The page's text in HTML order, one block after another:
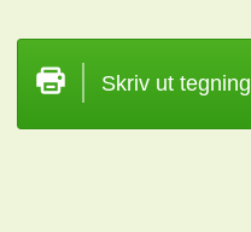
Skriv ut tegning